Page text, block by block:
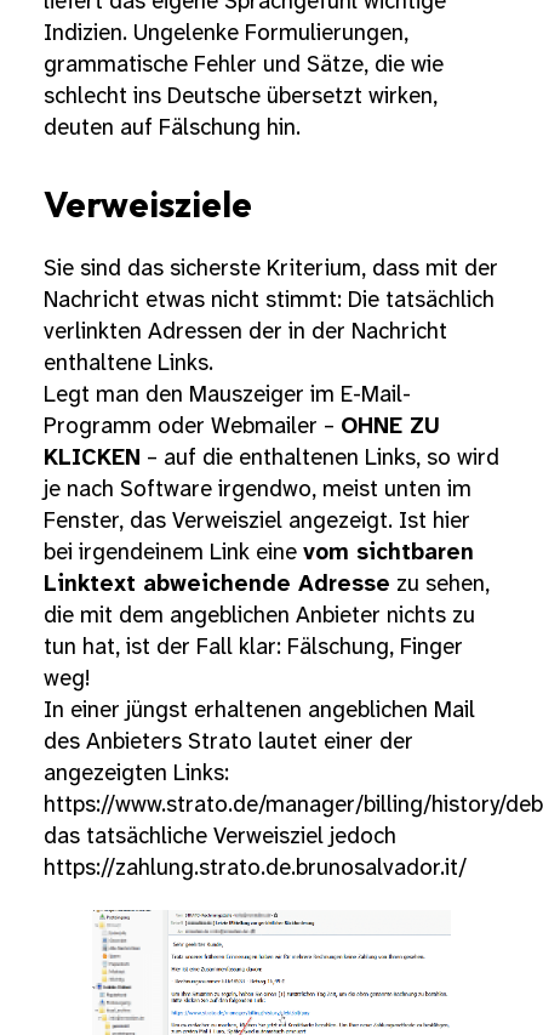
Indizien. Ungelenke Formulierungen,
grammatische Fehler und Sätze, die wie
schlecht ins Deutsche übersetzt wirken,
deuten auf Fälschung hin.
Verweisziele
Sie sind das sicherste Kriterium, dass mit der
Nachricht etwas nicht stimmt: Die tatsächlich
verlinkten Adressen der in der Nachricht
enthaltene Links.
Legt man den Mauszeiger im E-Mail-
Programm oder Webmailer – OHNE ZU
KLICKEN – auf die enthaltenen Links, so wird
je nach Software irgendwo, meist unten im
Fenster, das Verweisziel angezeigt. Ist hier
bei irgendeinem Link eine vom sichtbaren
Linktext abweichende Adresse zu sehen,
die mit dem angeblichen Anbieter nichts zu
tun hat, ist der Fall klar: Fälschung, Finger
weg!
In einer jüngst erhaltenen angeblichen Mail
des Anbieters Strato lautet einer der
angezeigten Links:
https://www.strato.de/manager/billing/history/
das tatsächliche Verweisziel jedoch
https://zahlung.strato.de.brunosalvador.it/